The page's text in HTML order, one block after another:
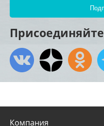
Компания